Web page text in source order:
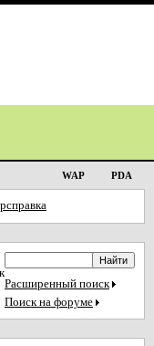
WAP PDA
Расширенный поиск
Поиск на форуме